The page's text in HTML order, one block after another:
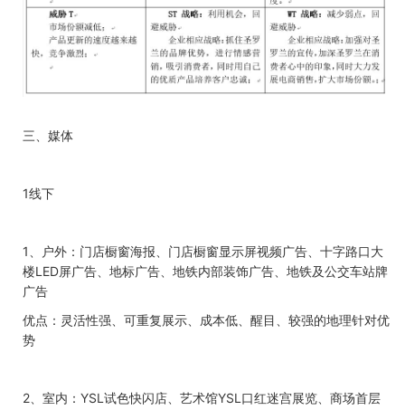
三、 媒体
1线下
1、
户外：门店橱窗海报、门店橱窗显示屏视频广告、十字路口大
楼LED屏广告、地标广告、地铁内部装饰广告、地铁及公交车站牌
广告
优点：灵活性强、可重复展示、成本低、醒目、较强的地理针对优
势
2、 室内： YSL 试色快闪店、艺术馆YSL 口红迷宫展览、商场首层